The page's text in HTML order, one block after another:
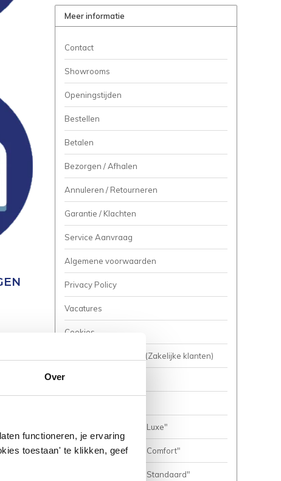
Over
functioneren, je ervaring
toestaan' te klikken, geef
Meer informatie
Contact
Showrooms
Openingstijden
Bestellen
Betalen
Bezorgen / Afhalen
Annuleren / Retourneren
Garantie / Klachten
Service Aanvraag
Algemene voorwaarden
Privacy Policy
Vacatures
Cookies
Business to Business (Zakelijke klanten)
Meer inspiratie?
Complete Badkamer "Luxe"
Complete Badkamer "Comfort"
Complete Badkamer "Standaard"